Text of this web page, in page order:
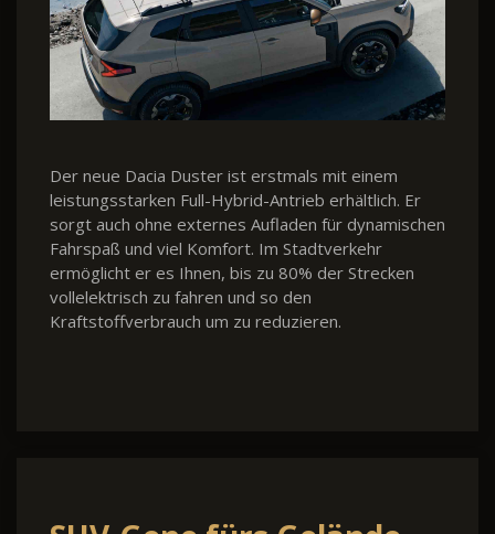
Der neue Dacia Duster ist erstmals mit einem
leistungsstarken Full-Hybrid-Antrieb erhältlich. Er
sorgt auch ohne externes Aufladen für dynamischen
Fahrspaß und viel Komfort. Im Stadtverkehr
ermöglicht er es Ihnen, bis zu 80% der Strecken
vollelektrisch zu fahren und so den
Kraftstoffverbrauch um zu reduzieren.